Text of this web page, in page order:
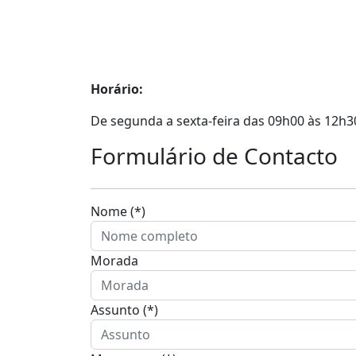
Horário:
De segunda a sexta-feira das 09h00 às
Formulário de Contacto
Nome (*)
Morada
Assunto (*)